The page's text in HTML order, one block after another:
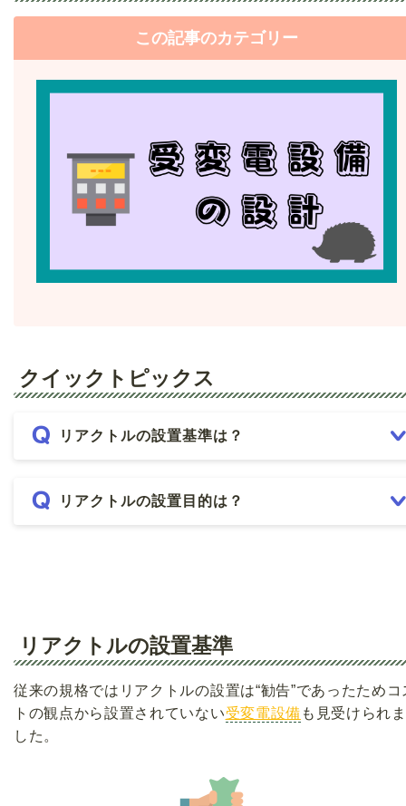
この記事のカテゴリー
クイックトピックス
リアクトルの設置基準は？
リアクトルの設置目的は？
リアクトルの設置基準
従来の規格ではリアクトルの設置は“勧告”であったためコ
トの観点から設置されていない受変電設備 も見受けられま
した。